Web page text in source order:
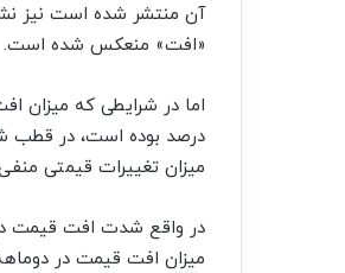
آن منتشر شده است نیز
«افت» منعکس شده است.
اما در شرایطی که میزان
درصد بوده است، در قطب
میزان تغییرات قیمتی منفی ۵/ ۷ درصد بوده
در واقع شدت افت قیمت